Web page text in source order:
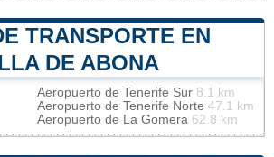
TRANSPORTE EN
DE ABONA
Aeropuerto de Tenerife Sur 8.1 km
Aeropuerto de Tenerife Norte 47.1 km
Aeropuerto de La Gomera 62.8 km